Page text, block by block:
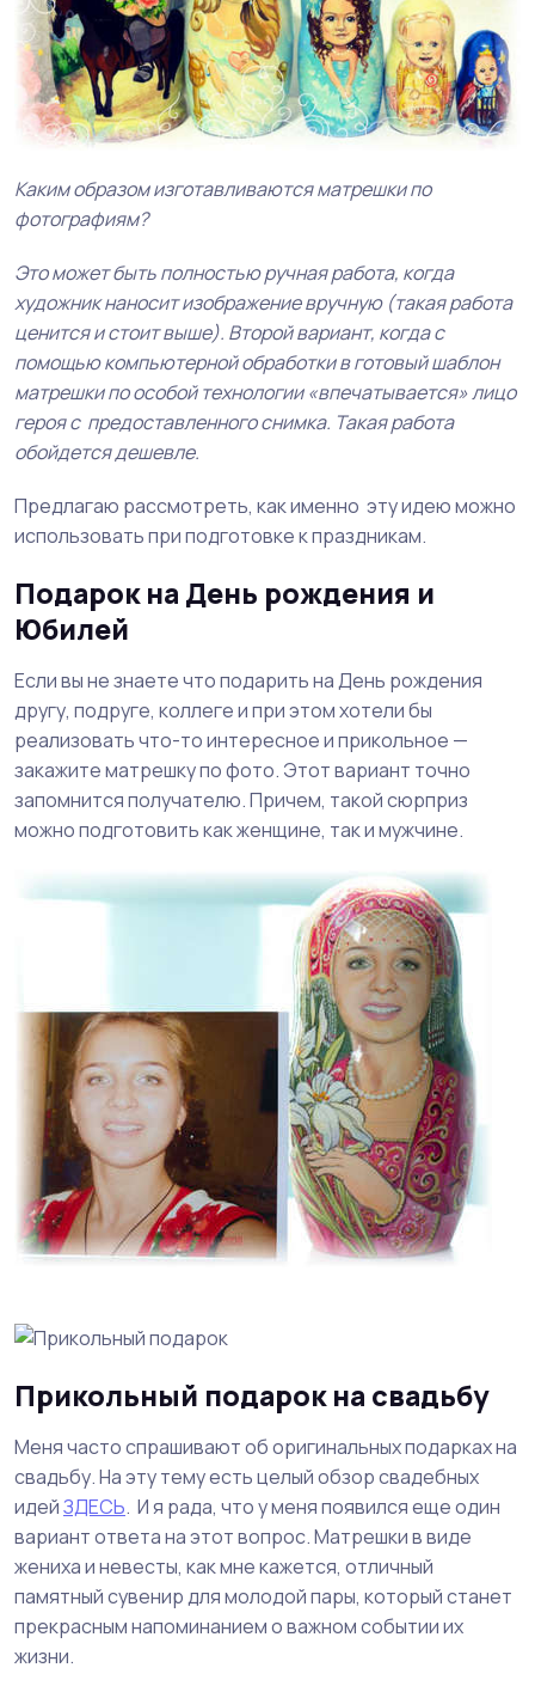
Каким образом изготавливаются матрешки по
фотографиям?
Это может быть полностью ручная работа, когда
художник наносит изображение вручную (такая работа
ценится и стоит выше). Второй вариант, когда с
помощью компьютерной обработки в готовый шаблон
матрешки по особой технологии «впечатывается» лицо
героя с предоставленного снимка. Такая работа
обойдется дешевле.
Предлагаю рассмотреть, как именно эту идею можно
использовать при подготовке к праздникам.
Подарок на День рождения и
Юбилей
Если вы не знаете что подарить на День рождения
другу, подруге, коллеге и при этом хотели бы
реализовать что-то интересное и прикольное —
закажите матрешку по фото. Этот вариант точно
запомнится получателю. Причем, такой сюрприз
можно подготовить как женщине, так и мужчине.
Прикольный подарок на свадьбу
Меня часто спрашивают об оригинальных подарках на
свадьбу. На эту тему есть целый обзор свадебных
идейЗДЕСЬ. И я рада, что у меня появился еще один
вариант ответа на этот вопрос. Матрешки в виде
жениха и невесты, как мне кажется, отличный
памятный сувенир для молодой пары, который станет
прекрасным напоминанием о важном событии их
жизни.